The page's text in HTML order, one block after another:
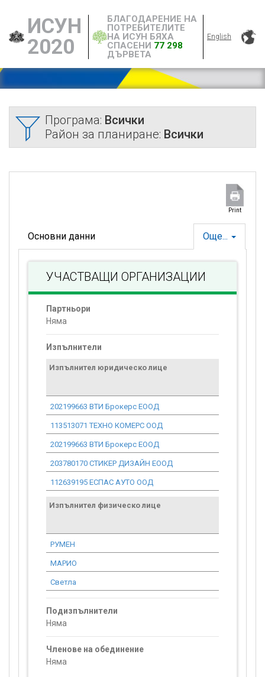
ИСУН
2020
БЛАГОДАРЕНИЕ НА
ПОТРЕБИТЕЛИТЕ
НА ИСУН БЯХА
СПАСЕНИ 77 298
ДЪРВЕТА
English
Програма: Всички
Район за планиране: Всички
Print
Още...
Основни данни
УЧАСТВАЩИ ОРГАНИЗАЦИИ
Партньори
Няма
Изпълнители
Изпълнител юридическо лице
202199663 ВТИ Брокерс ЕООД
113513071 ТЕХНО КОМЕРС ООД
202199663 ВТИ Брокерс ЕООД
203780170 СТИКЕР ДИЗАЙН ЕООД
112639195 ЕСПАС АУТО ООД
Изпълнител физическо лице
РУМЕН
МАРИО
Светла
Подизпълнители
Няма
Членове на обединение
Няма